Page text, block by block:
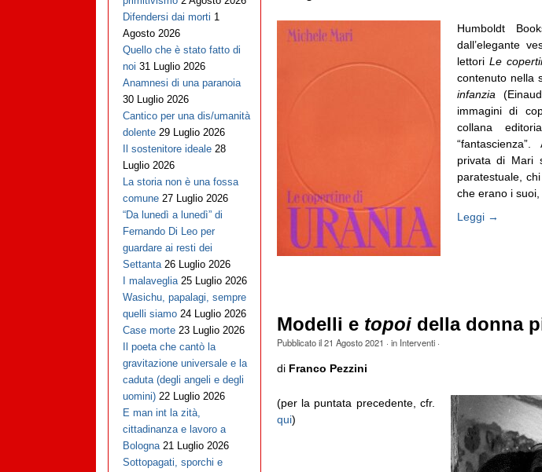
Humboldt
dall’elegante
lettori Le
contenuto nella
infanzia
immagini di
collana
privata di Mari
paratestuale,
che erano i
Leggi →
Modelli e topoidella donna
Pubblicato il21 Agosto 2021 · in Interventi·
di Franco Pezzini
(per la puntata precedente, cfr.
qui)
Difendersi dai morti 1
Agosto 2026
Quello che è stato fatto di
noi 31 Luglio 2026
Anamnesi di una paranoia
30 Luglio 2026
Cantico per una dis/umanità
dolente 29 Luglio 2026
Il sostenitore ideale 28
Luglio 2026
La storia non è una fossa
comune 27 Luglio 2026
“Da lunedì a lunedì” di
Fernando Di Leo per
guardare ai resti dei
Settanta 26 Luglio 2026
I malaveglia 25 Luglio 2026
Wasichu, papalagi, sempre
quelli siamo 24 Luglio 2026
Case morte 23 Luglio 2026
Il poeta che cantò la
gravitazione universale e la
caduta (degli angeli e degli
uomini) 22 Luglio 2026
E man int la zità,
cittadinanza e lavoro a
Bologna 21 Luglio 2026
Sottopagati, sporchi e